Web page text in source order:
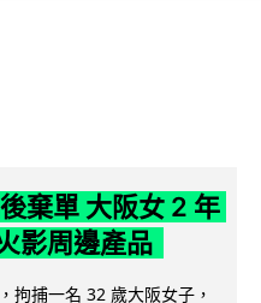
棄單 大阪女 2 年
影周邊產品
拘捕一名 32 歲大阪女子，